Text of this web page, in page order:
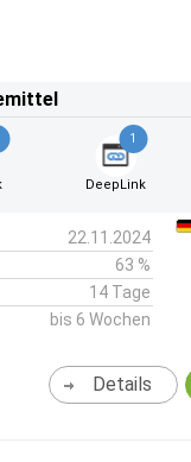
1
DeepLink
22.11.2024
63 %
14 Tage
bis 6 Wochen
Details